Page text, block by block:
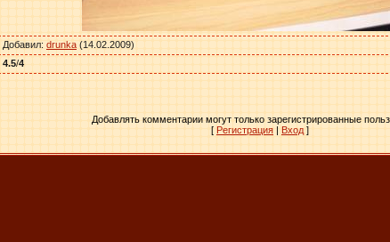
Добавил: drunka (14.02.2009)
4.5/4
Добавлять комментарии могут только зарегистрированные
[ Регистрация | Вход ]